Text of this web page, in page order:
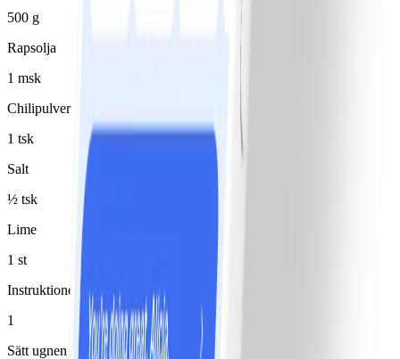
500 g
Rapsolja
1 msk
Chilipulver
1 tsk
Salt
½ tsk
Lime
1 st
Instruktioner
1
Sätt ugnen på 200° och varmluft.